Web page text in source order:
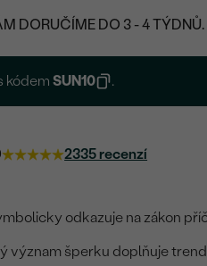
DORUČÍME DO 3 - 4 TÝDNŮ.
kódemSUN10 .
2335 recenzí
odkazuje na zákon
význam šperku doplňuje